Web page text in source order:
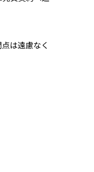
は遠慮なく